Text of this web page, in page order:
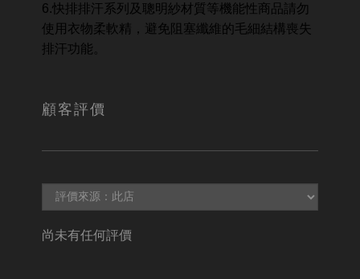
6.快排排汗系列及聰明紗材質等機能性商品請勿
使用衣物柔軟精，避免阻塞纖維的毛細結構喪失
排汗功能。
顧客評價
尚未有任何評價